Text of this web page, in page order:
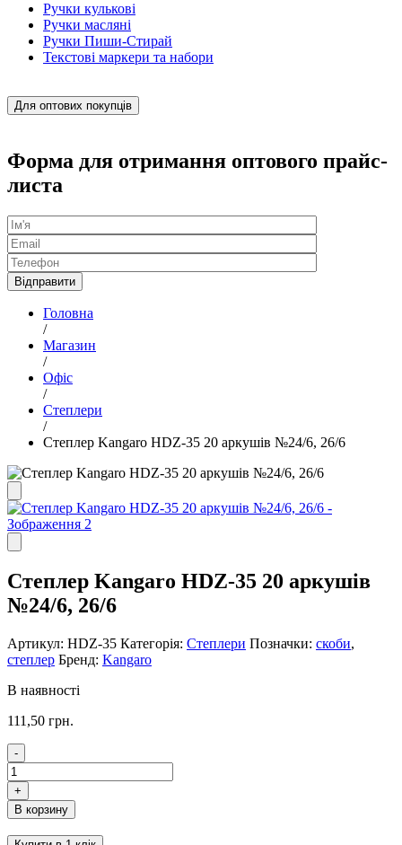
Ручки кулькові
Ручки масляні
Ручки Пиши-Стирай
Текстові маркери та набори
Для оптових покупців
Форма для отримання оптового прайс-
листа
Головна
/
Магазин
/
Офіс
/
Степлери
/
Степлер Kangaro HDZ-35 20 аркушів №24/6, 26/6
Степлер Kangaro HDZ-35 20 аркушів
№24/6, 26/6
Артикул: HDZ-35 Категорія: Степлери Позначки: скоби,
степлер Бренд: Kangaro
В наявності
111,50 грн.
-
Степлер
Kangaro
HDZ-
35
20
+
В корзину